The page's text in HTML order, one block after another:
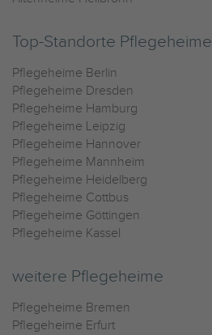
Top-Standorte Pflegeheime
Pflegeheime Berlin
Pflegeheime Dresden
Pflegeheime Hamburg
Pflegeheime Leipzig
Pflegeheime Hannover
Pflegeheime Mannheim
Pflegeheime Heidelberg
Pflegeheime Cottbus
Pflegeheime Göttingen
Pflegeheime Kassel
weitere Pflegeheime
Pflegeheime Bremen
Pflegeheime Erfurt